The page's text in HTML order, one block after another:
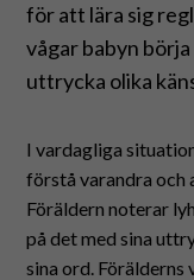
Tillgänglighet
In English
för att lära sig
vågar babyn
uttrycka olika
I vardagliga
förstå varandra och
Föräldern noterar
på det med sina
sina ord. Förälderns